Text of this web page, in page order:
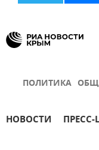
ПОЛИТИКА
НОВОСТИ ПРЕСС-